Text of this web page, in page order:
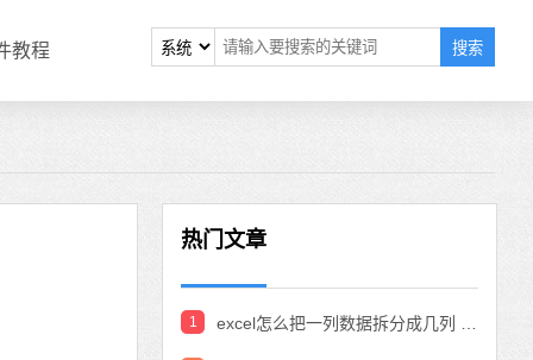
教程 搜索
热门文章
1